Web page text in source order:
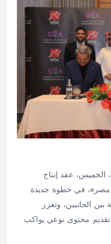
الخميس، عقد إنتاج
في خطوة جديدة
الجانبين، وتعزز
محتوى نوعي يواكب